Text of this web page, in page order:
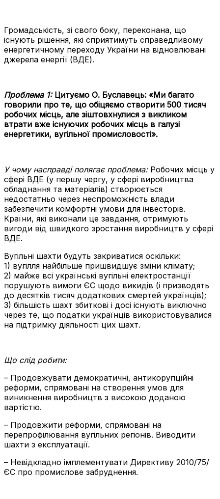
Громадськість, зі свого боку, переконана, що
існують рішення, які сприятимуть справедливому
енергетичному переходу України на відновлювані
джерела енергії (ВДЕ).
Проблема 1:Цитуємо О. Буславець: «Ми багато
говорили про те, що обіцяємо створити 500 тисяч
робочих місць, але зіштовхнулися з викликом
втрати вже існуючих робочих місць в галузі
енергетики, вугільної промисловості».
У чому насправді полягає проблема:Робочих місць у
сфері ВДЕ (у першу чергу, у сфері виробництва
обладнання та матеріалів) створюється
недостатньо через неспроможність влади
забезпечити комфортні умови для інвесторів.
Країни, які виконали це завдання, отримують
вигоди від швидкого зростання виробництв у сфері
ВДЕ.
Вугільні шахти будуть закриватися оскільки:
1) вугілля найбільше пришвидшує зміни клімату;
2) майже всі українські вугільні електростанції
порушують вимоги ЄС щодо викидів (і призводять
до десятків тисяч додаткових смертей українців);
3) більшість шахт збиткові і досі існують виключно
через те, що податки українців використовувалися
на підтримку діяльності цих шахт.
Що слід робити:
– Продовжувати демократичні, антикорупційні
реформи, спрямовані на створення умов для
виникнення виробництв з високою доданою
вартістю.
– Продовжити реформи, спрямовані на
перепрофілювання вугільних регіонів. Виводити
шахти з експлуатації.
– Невідкладно імплементувати Директиву 2010/75/
ЄС про промислове забруднення.